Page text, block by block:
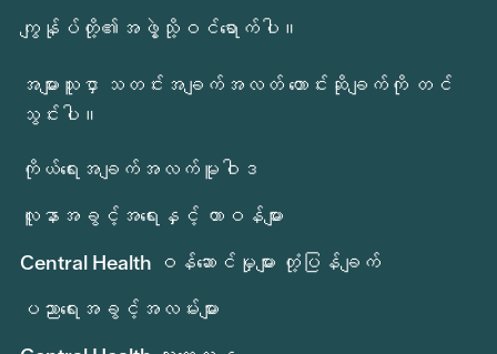
ကျွန်ုပ်တို့၏အဖွဲ့သို့ဝင်ရောက်ပါ။
အများသူငှာ သတင်းအချက်အလတ် တောင်းဆိုချက်ကို တင်
သွင်းပါ။
ကိုယ်ရေးအချက်အလက်မူဝါဒ
လူနာအခွင့်အရေးနှင့် တာဝန်များ
Central Health ဝန်ဆောင်မှုများ တုံ့ပြန်ချက်
ပညာရေးအခွင့်အလမ်းများ